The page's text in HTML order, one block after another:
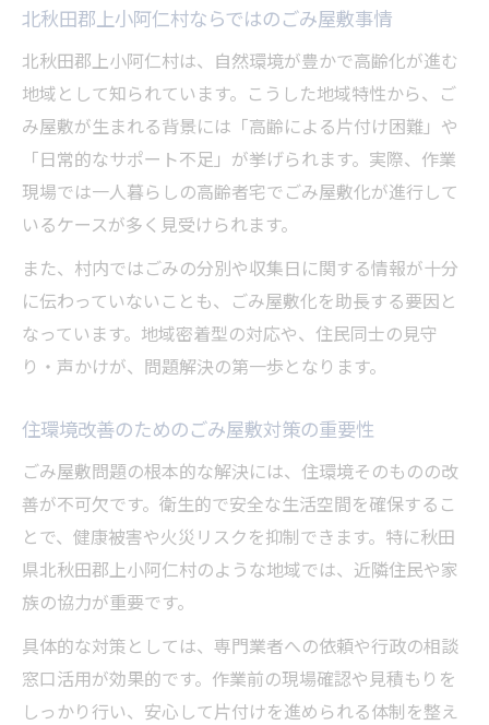
ト
安心して依頼できるごみ屋敷業者の特徴
ごみ屋敷片付け見積もり時のチェック項目
ごみ屋敷トラブル回避のための相談の流れ
自力片付けか業者依頼か迷った時の判断基準
ごみ屋敷を自力で片付ける際の注意点
ごみ屋敷片付けは業者依頼が有利なケース
ごみ屋敷問題に対応する最適な判断方法
自力と業者のごみ屋敷片付け比較ポイント
ごみ屋敷片付けの費用対効果を見極める
夫
ごみ屋敷片付けの時間短縮テクニック
心の負担を減らすごみ屋敷片付けの進め方
ごみ屋敷片付け作業の効率を上げる方法
ごみ屋敷片付けで疲れにくい工夫とコツ
ごみ屋敷問題で役立つサポートの活用法
北秋田郡上小阿仁村ならではのごみ屋敷事情
北秋田郡上小阿仁村は、自然環境が豊かで高齢化が進む
地域として知られています。こうした地域特性から、ご
み屋敷が生まれる背景には「高齢による片付け困難」や
「日常的なサポート不足」が挙げられます。実際、作業
現場では一人暮らしの高齢者宅でごみ屋敷化が進行して
いるケースが多く見受けられます。
また、村内ではごみの分別や収集日に関する情報が十分
に伝わっていないことも、ごみ屋敷化を助長する要因と
なっています。地域密着型の対応や、住民同士の見守
り・声かけが、問題解決の第一歩となります。
住環境改善のためのごみ屋敷対策の重要性
ごみ屋敷問題の根本的な解決には、住環境そのものの改
善が不可欠です。衛生的で安全な生活空間を確保するこ
とで、健康被害や火災リスクを抑制できます。特に秋田
県北秋田郡上小阿仁村のような地域では、近隣住民や家
族の協力が重要です。
具体的な対策としては、専門業者への依頼や行政の相談
窓口活用が効果的です。作業前の現場確認や見積もりを
しっかり行い、安心して片付けを進められる体制を整え